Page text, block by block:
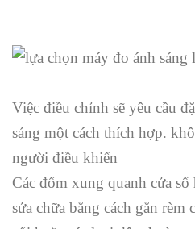
Việc điều chỉnh sẽ yêu cầu
sáng một cách thích hợp.
người điều khiển
Các đốm xung quanh cửa sổ
sửa chữa bằng cách gắn rèm